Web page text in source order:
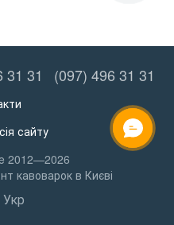
31 31 (097) 496 31 31
сайту
2012—2026
кавоварок в Києві
Укр
ОНЛАЙН ЧАТ